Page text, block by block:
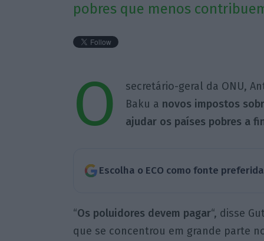
pobres que menos
O
secretário-geral da ONU,
Baku a novos impostos
ajudar os países pobres a
Escolha o ECO como fonte
“Os poluidores devem pagar“, disse
que se concentrou em grande parte